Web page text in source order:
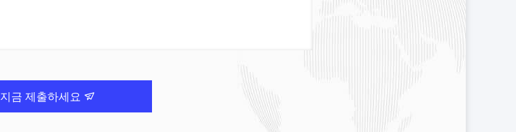
지금 제출하세요